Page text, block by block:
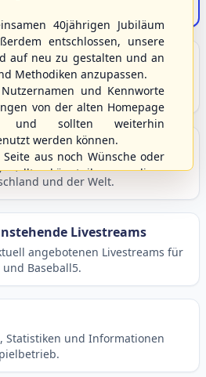
zu Baseball, Softball
Berichte und Nachrichten aus
und der Welt.
Livestreams
angebotenen Livestreams für
Baseball5.
Statistiken und Informationen
40jährigen Jubiläum
entschlossen, unsere
auf neu zu gestalten und an
Methodiken anzupassen.
und Kennworte
von der alten Homepage
und sollten weiterhin
werden können.
aus noch Wünsche oder
sollte, könnt ihr uns diese
info@shbvnet.de